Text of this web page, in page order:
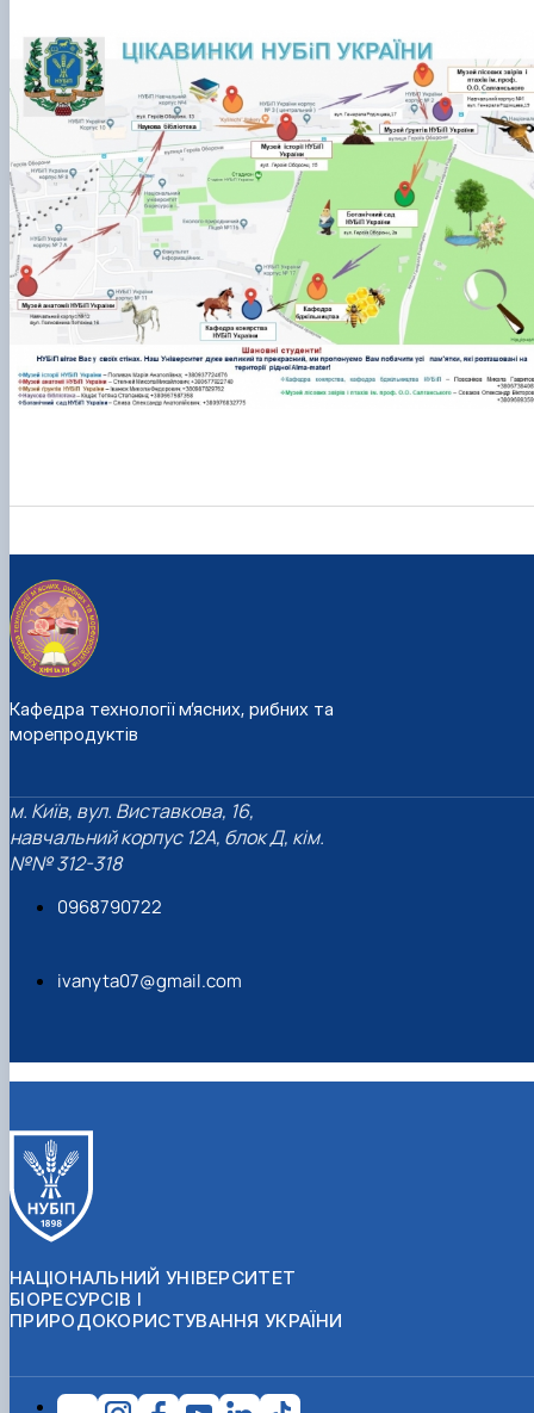
Кафедра технології м’ясних, рибних та
морепродуктів
м. Київ, вул. Виставкова, 16,
навчальний корпус 12А, блок Д, кім.
№№ 312-318
0968790722
ivanyta07@gmail.com
НАЦІОНАЛЬНИЙ УНІВЕРСИТЕТ
БІОРЕСУРСІВ І
ПРИРОДОКОРИСТУВАННЯ УКРАЇНИ